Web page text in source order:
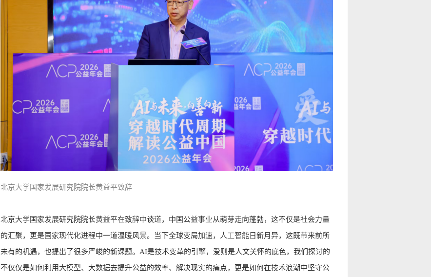
北京大学国家发展研究院院长黄益平致辞
北京大学国家发展研究院院长黄益平在致辞中谈道，中国公益事业从萌芽走向蓬勃，这不仅是社会力量
的汇聚，更是国家现代化进程中一道温暖风景。当下全球变局加速，人工智能日新月异，这既带来前所
未有的机遇，也提出了很多严峻的新课题。AI是技术变革的引擎，爱则是人文关怀的底色，我们探讨的
不仅仅是如何利用大模型、大数据去提升公益的效率、解决现实的痛点，更是如何在技术浪潮中坚守公